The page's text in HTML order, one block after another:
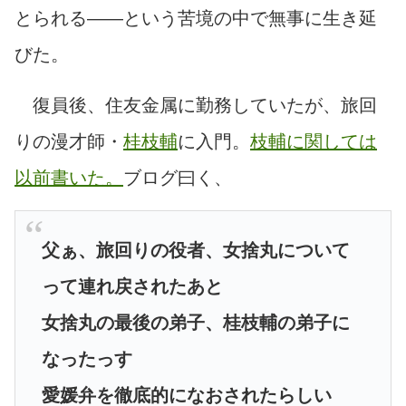
とられる――という苦境の中で無事に生き延
びた。
復員後、住友金属に勤務していたが、旅回
りの漫才師・ 桂枝輔に入門。 枝輔に関しては
以前書いた。 ブログ曰く、
父ぁ、旅回りの役者、女捨丸について
って連れ戻されたあと
女捨丸の最後の弟子、桂枝輔の弟子に
なったっす
愛媛弁を徹底的になおされたらしい